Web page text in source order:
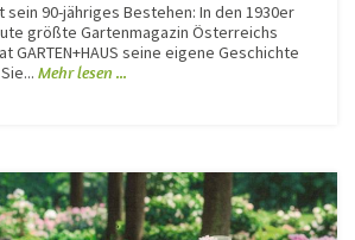
sein 90-jähriges Bestehen: In den 1930er
größte Gartenmagazin Österreichs
GARTEN+HAUS seine eigene Geschichte
Mehr lesen ...